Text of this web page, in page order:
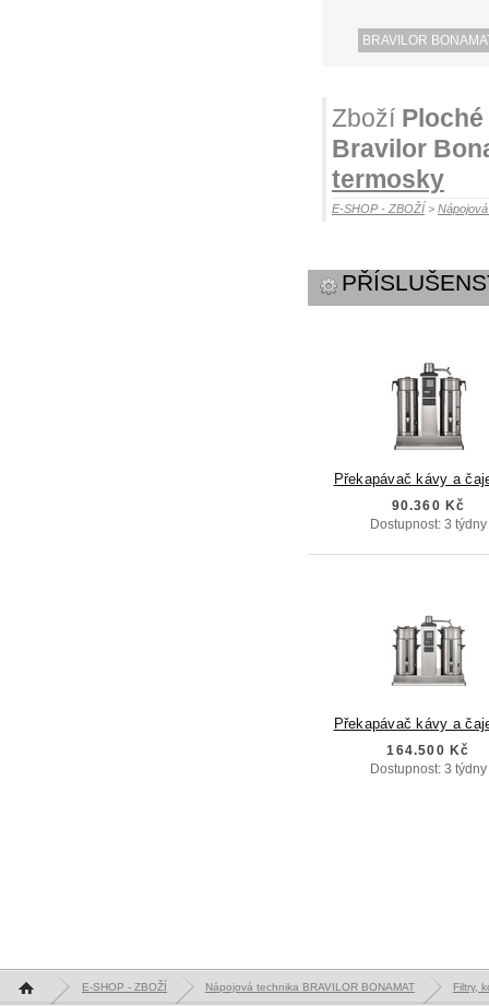
BRAVILOR
Zboží
Bravilor
termosky
E-SHOP - ZBOŽÍ >
Překapávač kávy a
90.360 Kč
Dostupnost: 3 týdny
Překapávač kávy a
164.500 Kč
Dostupnost: 3 týdny
Hlavní stránka E-SHOP - ZBOŽÍ Nápojová technika BRAVILOR BONAMAT Filtry,